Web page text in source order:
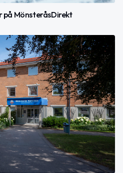
på MönsteråsDirekt